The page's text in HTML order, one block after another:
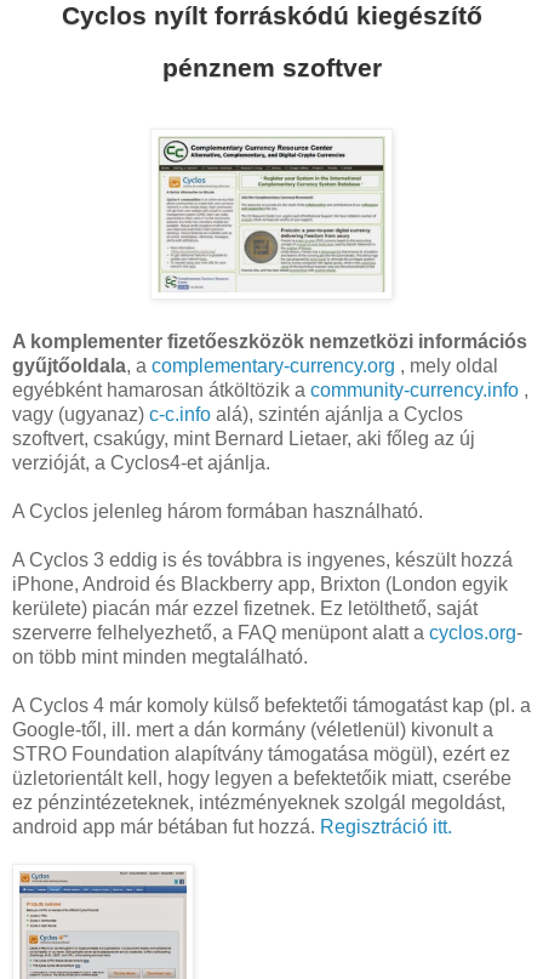
Cyclos nyílt forráskódú kiegészítő
pénznem szoftver
A komplementer fizetőeszközök nemzetközi információs
gyűjtőoldala, a complementary-currency.org , mely oldal
egyébként hamarosan átköltözik a community-currency.info ,
vagy (ugyanaz) c-c.info alá), szintén ajánlja a Cyclos
szoftvert, csakúgy, mint Bernard Lietaer, aki főleg az új
verzióját, a Cyclos4-et ajánlja.
A Cyclos jelenleg három formában használható.
A Cyclos 3 eddig is és továbbra is ingyenes, készült hozzá
iPhone, Android és Blackberry app, Brixton (London egyik
kerülete) piacán már ezzel fizetnek. Ez letölthető, saját
szerverre felhelyezhető, a FAQ menüpont alatt a cyclos.org-
on több mint minden megtalálható.
A Cyclos 4 már komoly külső befektetői támogatást kap (pl. a
Google-től, ill. mert a dán kormány (véletlenül) kivonult a
STRO Foundation alapítvány támogatása mögül), ezért ez
üzletorientált kell, hogy legyen a befektetőik miatt, cserébe
ez pénzintézeteknek, intézményeknek szolgál megoldást,
android app már bétában fut hozzá. Regisztráció itt.